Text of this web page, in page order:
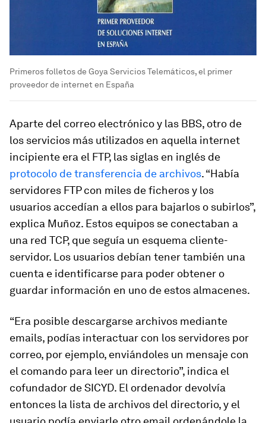
Primeros folletos de Goya Servicios Telemáticos, el primer
proveedor de internet en España
Aparte del correo electrónico y las BBS, otro de
los servicios más utilizados en aquella internet
incipiente era el FTP, las siglas en inglés de
protocolo de transferencia de archivos. “Había
servidores FTP con miles de ficheros y los
usuarios accedían a ellos para bajarlos o subirlos”,
explica Muñoz. Estos equipos se conectaban a
una red TCP, que seguía un esquema cliente-
servidor. Los usuarios debían tener también una
cuenta e identificarse para poder obtener o
guardar información en uno de estos almacenes.
“Era posible descargarse archivos mediante
emails, podías interactuar con los servidores por
correo, por ejemplo, enviándoles un mensaje con
el comando para leer un directorio”, indica el
cofundador de SICYD. El ordenador devolvía
entonces la lista de archivos del directorio, y el